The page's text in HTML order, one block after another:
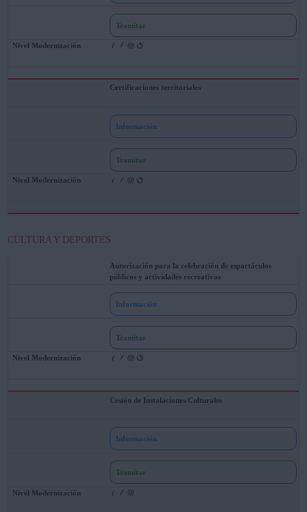
Tramitar
Certificaciones territoriales
Información
Tramitar
CULTURA Y DEPORTES
Autorización para la celebración de espactáculos
públicos y actividades recreativas
Información
Tramitar
Cesión de Instalaciones Culturales
Información
Tramitar